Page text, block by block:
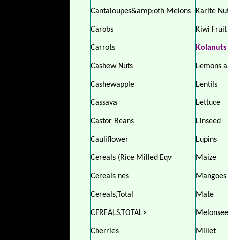
Cantaloupes&amp;oth Melons
Carobs
Carrots
Cashew Nuts
Cashewapple
Cassava
Castor Beans
Cauliflower
Cereals (Rice Milled Eqv
Cereals nes
Cereals,Total
CEREALS,TOTAL>
Cherries
Karite
Kiwi Fruit
Kolanuts
Lemons
Lentils
Lettuce
Linseed
Lupins
Maize
Mangoes
Mate
Millet